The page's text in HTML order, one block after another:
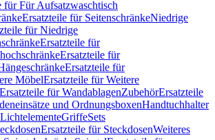
für Für Aufsatzwaschtisch
Ersatzteile für SeitenschränkeNiedrige
für Niedrige
Ersatzteile für
Ersatzteile für
Ersatzteile für
MöbelErsatzteile für Weitere
Ersatzteile für WandablagenZubehörErsatzteile
und OrdnungsboxenHandtuchhalter
LichtelementeGriffeSets
Ersatzteile für SteckdosenWeiteres